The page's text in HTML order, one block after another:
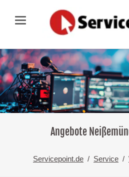
Angebote
Servicepoint.de Service